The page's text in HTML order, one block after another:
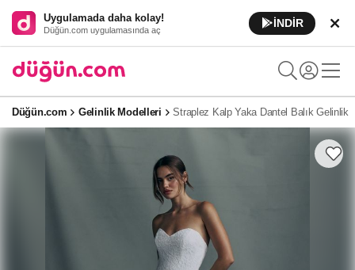
Uygulamada daha kolay!
Düğün.com uygulamasında aç
İNDİR
Düğün.com Gelinlik Modelleri Straplez Kalp Yaka Dantel Balık Gelinlik